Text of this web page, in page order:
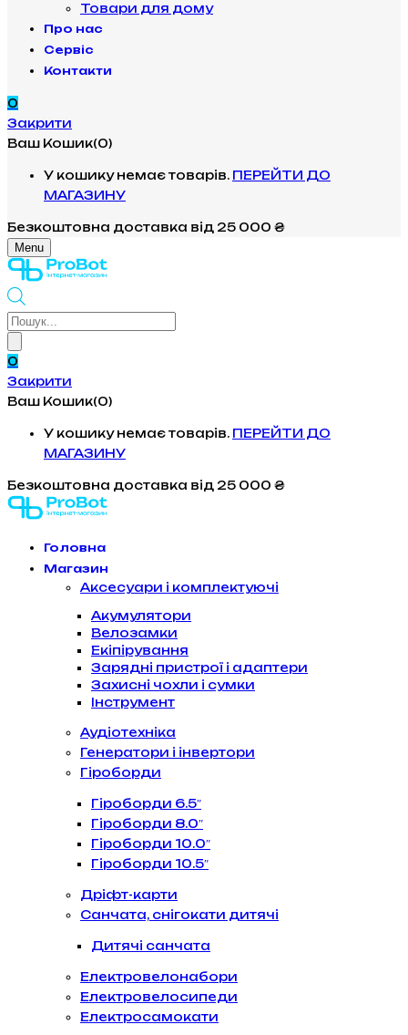
Товари для дому
Про нас
Сервіс
Контакти
0
Закрити
Ваш Кошик(0)
У кошику немає товарів. ПЕРЕЙТИ ДО
МАГАЗИНУ
Безкоштовна доставка від 25 000 ₴
Menu
Products
0
Закрити
Ваш Кошик(0)
У кошику немає товарів. ПЕРЕЙТИ ДО
МАГАЗИНУ
Безкоштовна доставка від 25 000 ₴
Головна
Магазин
Аксесуари і комплектуючі
Акумулятори
Велозамки
Екіпірування
Зарядні пристрої і адаптери
Захисні чохли і сумки
Інструмент
Аудіотехніка
Генератори і інвертори
Гіроборди
Гіроборди 6.5″
Гіроборди 8.0″
Гіроборди 10.0″
Гіроборди 10.5″
Дріфт-карти
Санчата, снігокати дитячі
Дитячі санчата
Електровелонабори
Електровелосипеди
Електросамокати